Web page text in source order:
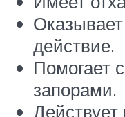
действие.
Помогает
запорами.